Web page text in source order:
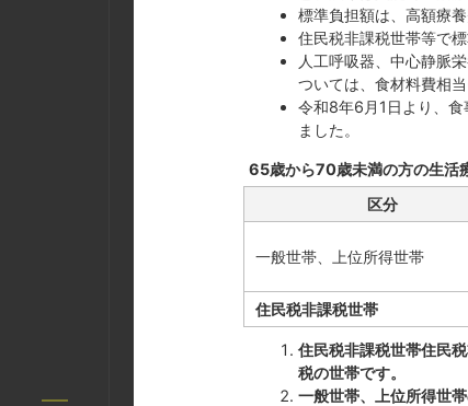
標準負担額は、高額療
住民税非課税世帯等で
人工呼吸器、中心静脈
ついては、食材料費相
令和8年6月1日より、
ました。
65歳から70歳未満の方の生活
区分
一般世帯、上位所得世帯
住民税非課税世帯
住民税非課税世帯住民
税の世帯です。
一般世帯、上位所得世